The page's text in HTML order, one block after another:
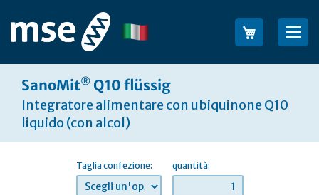
contenuto
Lingua
SanoMit® Q10 flüssig
Integratore alimentare con ubiquinone Q10
liquido (con alcol)
Taglia confezione: quantità: